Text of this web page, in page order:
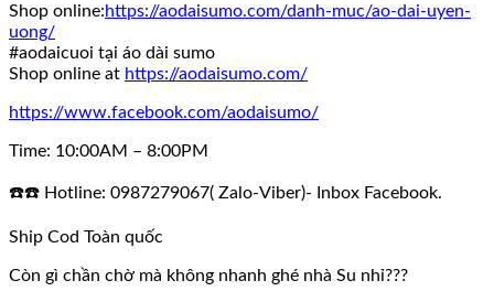
Shop online:https://aodaisumo.com/danh-muc/ao-dai-uyen-
uong/
#aodaicuoi tại áo dài sumo
Shop online at https://aodaisumo.com/
https://www.facebook.com/aodaisumo/
Time: 10:00AM – 8:00PM
☎️☎️ Hotline: 0987279067( Zalo-Viber)- Inbox Facebook.
Ship Cod Toàn quốc
Còn gì chần chờ mà không nhanh ghé nhà Su nhỉ???